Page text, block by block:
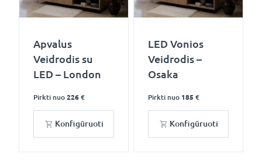
Apvalus
Veidrodis su
LED – London
Pirkti nuo 226 €
Konfigūruoti
LED Vonios
Veidrodis –
Osaka
Pirkti nuo 185 €
Konfigūruoti